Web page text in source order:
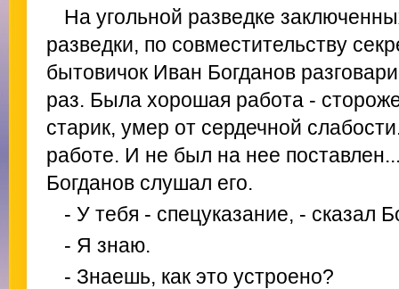
На угольной разведке
разведки, по совместительству
бытовичок Иван Богданов
раз. Была хорошая работа -
старик, умер от сердечной
работе. И не был на нее
Богданов слушал его.
- У тебя - спецуказание, - сказал
- Я знаю.
- Знаешь, как это устроено?